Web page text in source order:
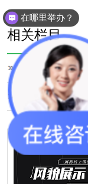
相关栏目
邀请对象
报名方式
在哪里举办？